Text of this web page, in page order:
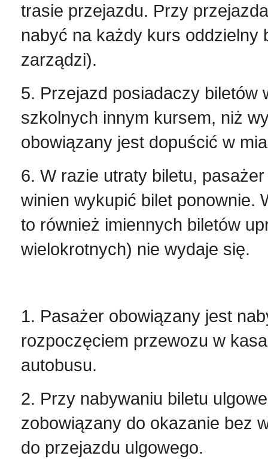
trasie przejazdu. Przy
nabyć na każdy kurs oddzielny
zarządzi).
5. Przejazd posiadaczy biletów
szkolnych innym kursem, niż
obowiązany jest dopuścić w
6. W razie utraty biletu,
winien wykupić bilet ponownie.
to również imiennych biletów
wielokrotnych) nie wydaje się.
1. Pasażer obowiązany jest
rozpoczęciem przewozu w
autobusu.
2. Przy nabywaniu biletu
zobowiązany do okazanie bez
do przejazdu ulgowego.